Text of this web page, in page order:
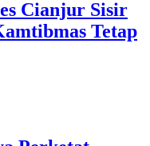
Cianjur Sisir
Tetap